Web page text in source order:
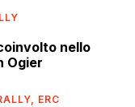
nello
Ogier
ERC